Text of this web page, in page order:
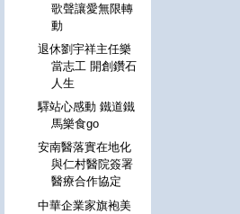
歌聲讓愛無限轉
動
退休劉宇祥主任樂
當志工 開創鑽石
人生
驛站心感動 鐵道鐵
馬樂食go
安南醫落實在地化
與仁村醫院簽署
醫療合作協定
中華企業家旗袍美